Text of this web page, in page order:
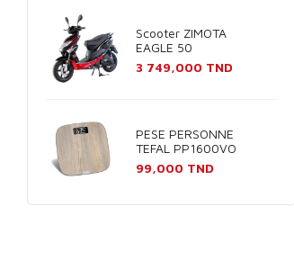
Scooter ZIMOTA
EAGLE 50
Prix
3 749,000 TND
PESE PERSONNE
TEFAL PP1600VO
Prix
99,000 TND